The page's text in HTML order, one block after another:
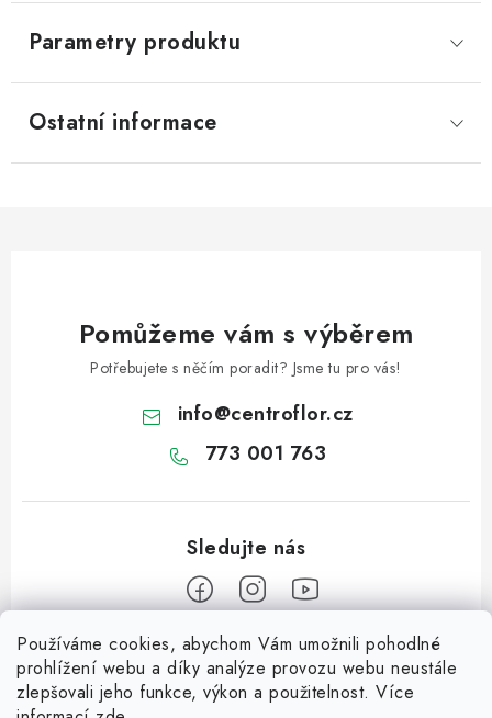
Používáme cookies, abychom Vám umožnili pohodlné
prohlížení webu a díky analýze provozu webu neustále
zlepšovali jeho funkce, výkon a použitelnost. Více
Parametry produktu
Ostatní informace
Pomůžeme vám s výběrem
Potřebujete s něčím poradit? Jsme tu pro vás!
info@centroflor.cz
773 001 763
Informace pro vás